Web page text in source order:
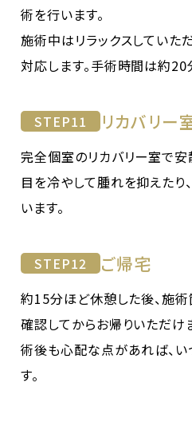
術を行います。
施術中はリラックスしていた
対応します。手術時間は約20
STEP11 リカバリー
完全個室のリカバリー室で安
目を冷やして腫れを抑えた
います。
STEP12 ご帰宅
約15分ほど休憩した後、施
確認してからお帰りいただけ
術後も心配な点があれば、
す。